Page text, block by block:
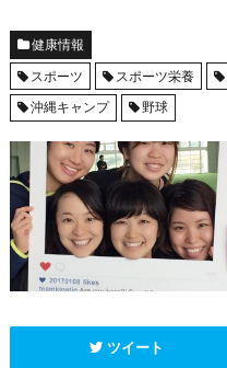
健康情報
スポーツ
スポーツ栄養
沖縄キャンプ
野球
ツイート